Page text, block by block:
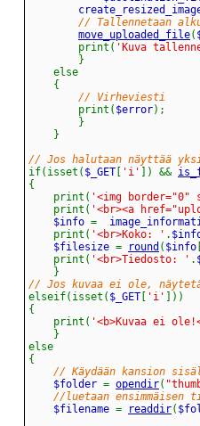
// Tallennetaan
move_uploaded_file(
print ( 'Kuva
}
else
{
// Virheviesti
print ( $error) ;
}
}
// Jos halutaan näyttää
if( isset ( $_GET [ 'i' ] ) &&
{
print ( '<img border="0"
print ( '<br><a
	$info
=
print ( '<br>Koko: ' .
	$filesize
= round ( $info
print ( '<br>Tiedosto: ' .
}
// Jos kuvaa ei ole,
elseif( isset ( $_GET [ 'i' ] ) )
{
print ( '<b>Kuvaa ei
}
else
{
// Käydään kansion
	$folder
= opendir(
//luetaan ensimmäisen
	$filename
= readdir(